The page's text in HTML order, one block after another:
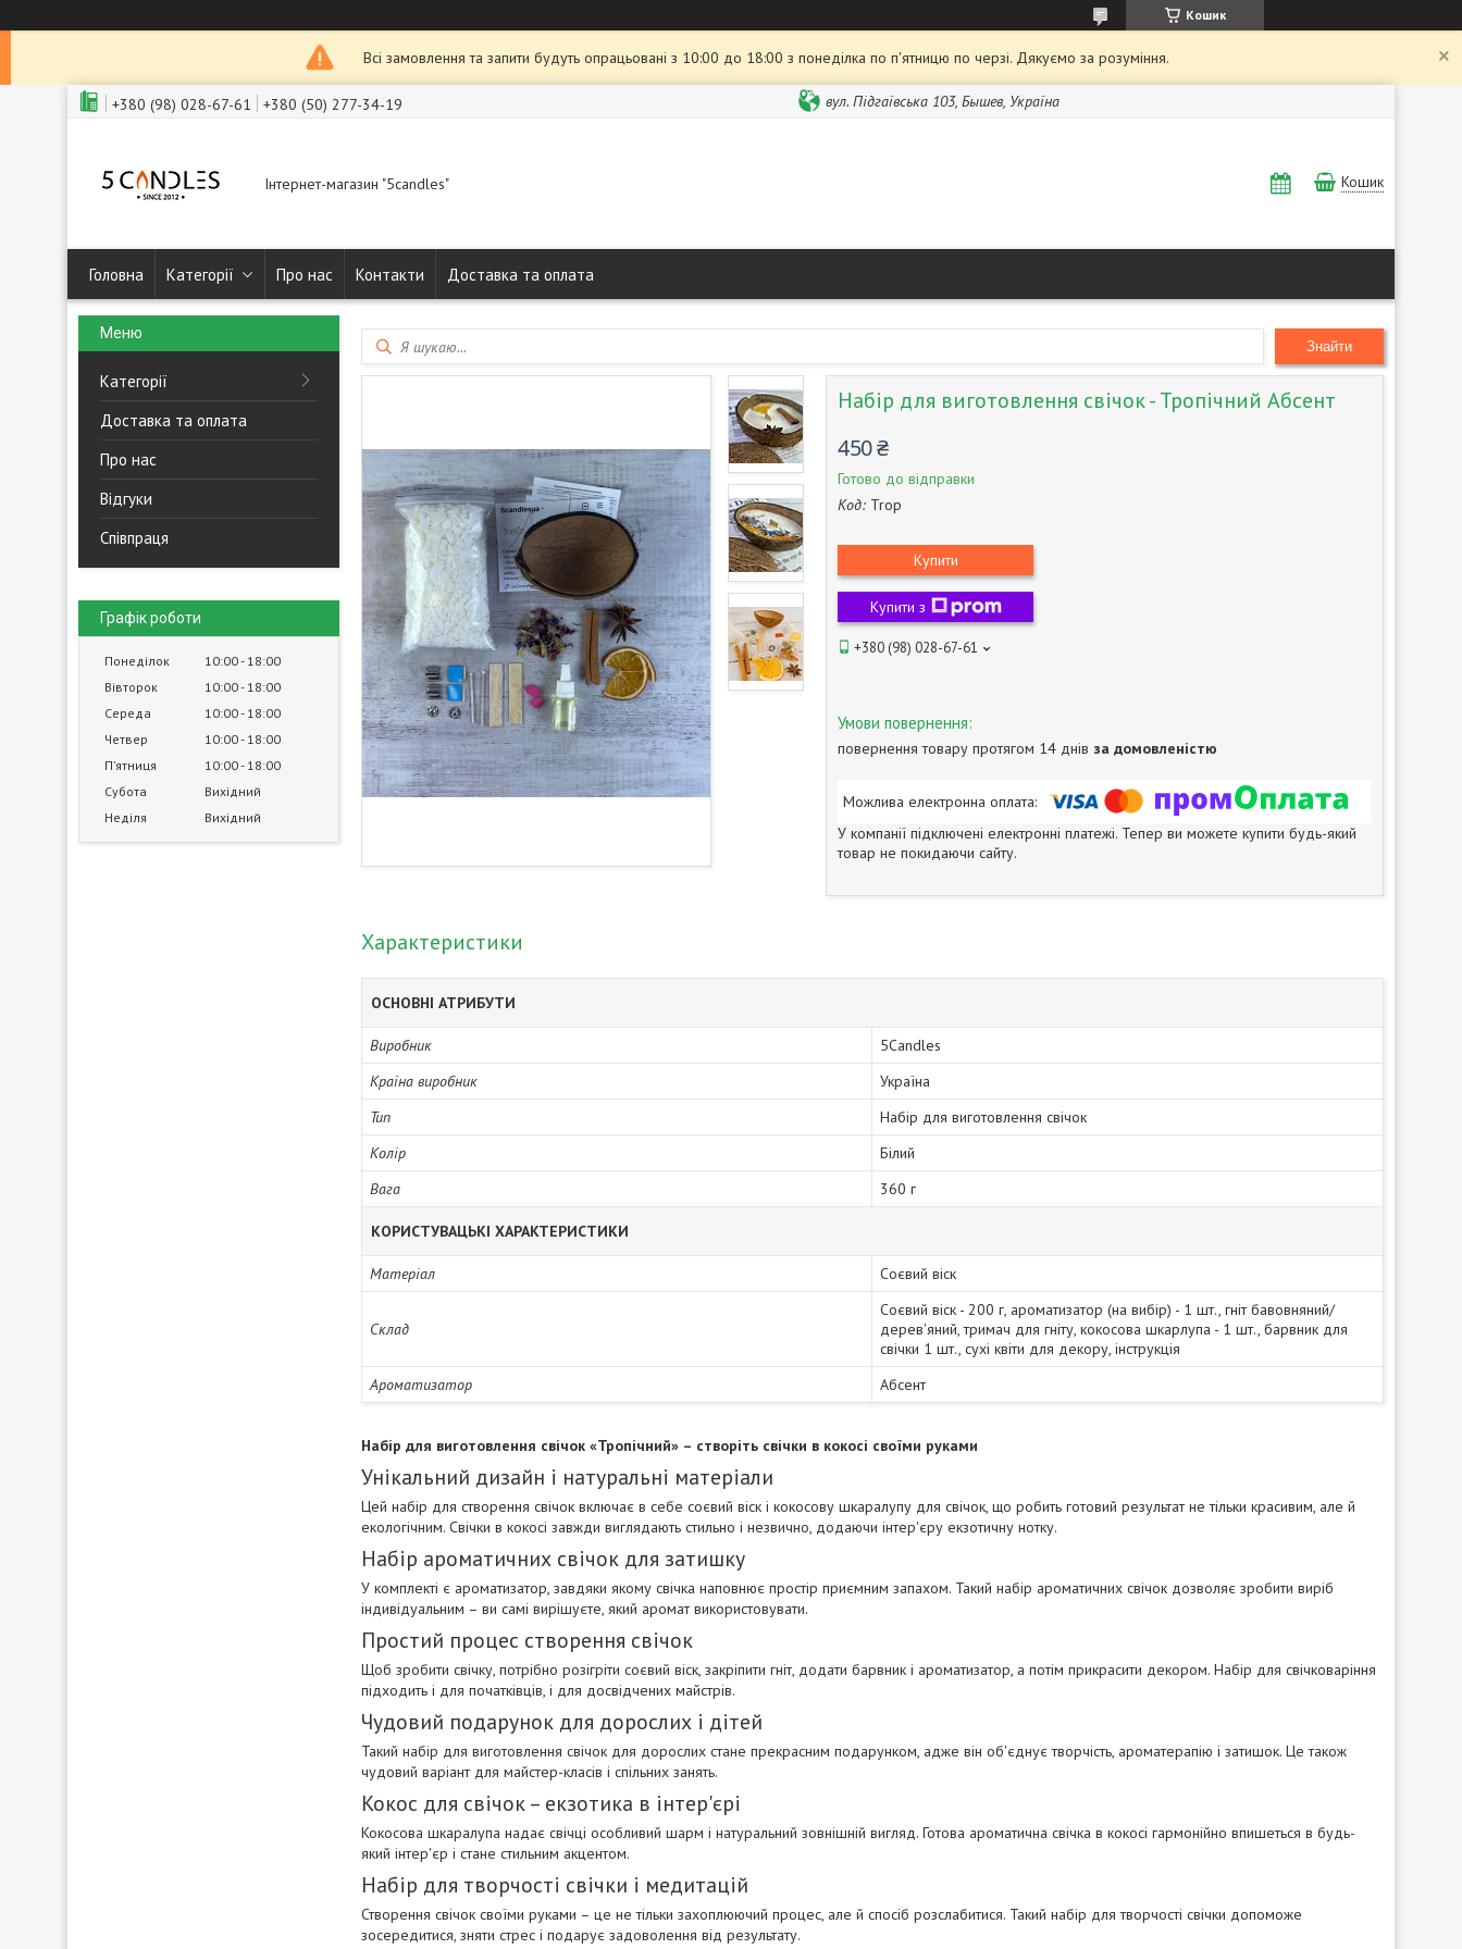
Кошик
Всі замовлення та запити будуть опрацьовані з 10:00 до 18:00 з понеділка по п'ятницю по черзі. Дякуємо за розуміння.
+380 (98) 028-67-61 +380 (50) 277-34-19 вул. Підгаївська 103, Бышев, Україна
Інтернет-магазин "5candles" Кошик
Головна Категорії Про нас Контакти Доставка та оплата
Категорії
Доставка та оплата
Про нас
Відгуки
Співпраця
Графік роботи
Понеділок 10:00 18:00
Вівторок
10:00 18:00
Середа
10:00 18:00
Четвер
10:00 18:00
Пʼятниця
10:00 18:00
Субота
Вихідний
Неділя
Вихідний
Знайти
Набір для виготовлення свічок - Тропічний Абсент
450 ₴
Готово до відправки
Код: Trop
Купити
Купити з
+380 (98) 028-67-61
повернення товару протягом 14 днів за домовленістю
У компанії підключені електронні платежі. Тепер ви можете купити будь-який
товар не покидаючи сайту.
Характеристики
ОСНОВНІ АТРИБУТИ
Виробник
5Candles
Країна виробник
Україна
Тип
Набір для виготовлення свічок
Колір
Білий
Вага
360 г
КОРИСТУВАЦЬКІ ХАРАКТЕРИСТИКИ
Матеріал Соєвий віск
Склад
Соєвий віск - 200 г, ароматизатор (на вибір) - 1 шт., гніт бавовняний/
дерев'яний, тримач для гніту, кокосова шкарлупа - 1 шт., барвник для
свічки 1 шт., сухі квіти для декору, інструкція
Ароматизатор
Абсент
Набір для виготовлення свічок «Тропічний» – створіть свічки в кокосі своїми руками
Унікальний дизайн і натуральні матеріали
Цей набір для створення свічок включає в себе соєвий віск і кокосову шкаралупу для свічок, що робить готовий результат не тільки красивим, але й
екологічним. Свічки в кокосі завжди виглядають стильно і незвично, додаючи інтер'єру екзотичну нотку.
Набір ароматичних свічок для затишку
У комплекті є ароматизатор, завдяки якому свічка наповнює простір приємним запахом. Такий набір ароматичних свічок дозволяє зробити виріб
індивідуальним – ви самі вирішуєте, який аромат використовувати.
Простий процес створення свічок
Щоб зробити свічку, потрібно розігріти соєвий віск, закріпити гніт, додати барвник і ароматизатор, а потім прикрасити декором. Набір для свічковаріння
підходить і для початківців, і для досвідчених майстрів.
Чудовий подарунок для дорослих і дітей
Такий набір для виготовлення свічок для дорослих стане прекрасним подарунком, адже він об'єднує творчість, ароматерапію і затишок. Це також
чудовий варіант для майстер-класів і спільних занять.
Кокос для свічок – екзотика в інтер'єрі
Кокосова шкаралупа надає свічці особливий шарм і натуральний зовнішній вигляд. Готова ароматична свічка в кокосі гармонійно впишеться в будь-
який інтер'єр і стане стильним акцентом.
Набір для творчості свічки і медитацій
Створення свічок своїми руками – це не тільки захоплюючий процес, але й спосіб розслабитися. Такий набір для творчості свічки допоможе
зосередитися, зняти стрес і подарує задоволення від результату.